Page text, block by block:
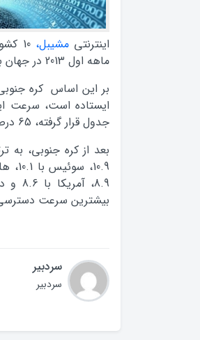
اینترنتیمشیبل،
10
ماهه اول 2013 در جهان به خود اختصاص داده‌اند را معرفی کرد.
ایستاده است، سرعت
جدول قرار گرفته، 65 درصد سریع‌تر است.
بیشترین سرعت دسترسی
سردبیر
سردبیر